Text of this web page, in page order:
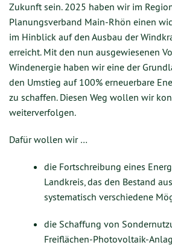
Zukunft sein. 2025 haben wir im
Planungsverband Main-Rhön einen
im Hinblick auf den Ausbau der
erreicht. Mit den nun ausgewiesenen
Windenergie haben wir eine der
den Umstieg auf 100% erneuerbare
zu schaffen. Diesen Weg wollen wir
weiterverfolgen.
Dafür wollen wir …
die Fortschreibung eines
Landkreis, das den Bestand
systematisch verschiedene
die Schaffung von
Freiflächen-Photovoltaik-